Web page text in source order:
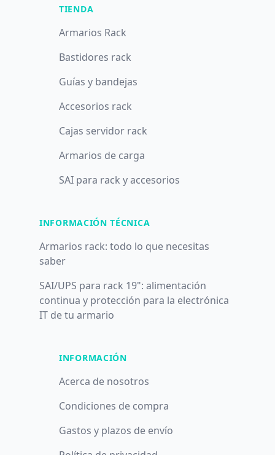
TIENDA
Armarios Rack
Bastidores rack
Guías y bandejas
Accesorios rack
Cajas servidor rack
Armarios de carga
SAI para rack y accesorios
INFORMACIÓN TÉCNICA
Armarios rack: todo lo que necesitas
saber
SAI/UPS para rack 19": alimentación
continua y protección para la electrónica
IT de tu armario
INFORMACIÓN
Acerca de nosotros
Condiciones de compra
Gastos y plazos de envío